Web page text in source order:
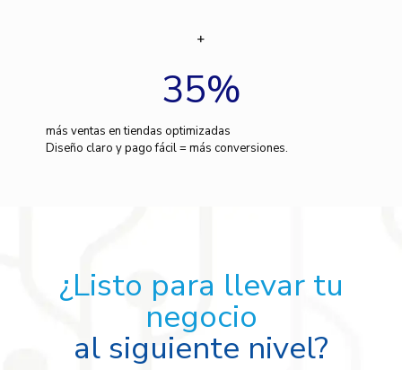
35%
más ventas en tiendas optimizadas
Diseño claro y pago fácil = más conversiones.
¿Listo para llevar tu
negocio
al siguiente nivel?